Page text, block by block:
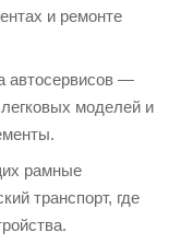
и ремонте
автосервисов —
моделей и
рамные
транспорт, где